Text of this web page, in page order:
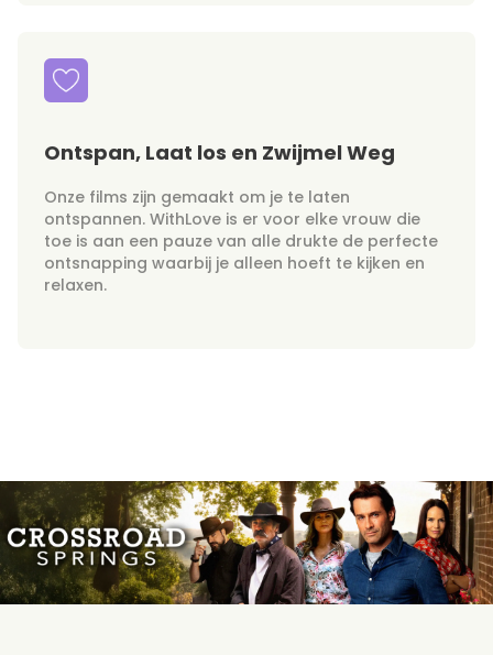
Ontspan, Laat los en Zwijmel Weg
Onze films zijn gemaakt om je te laten
ontspannen. WithLove is er voor elke vrouw die
toe is aan een pauze van alle drukte de perfecte
ontsnapping waarbij je alleen hoeft te kijken en
relaxen.